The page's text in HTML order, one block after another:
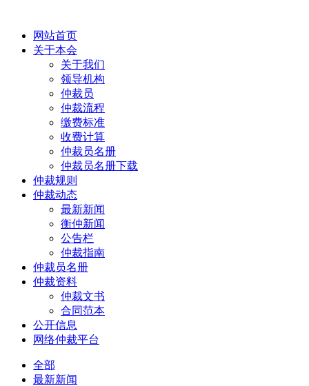
网站首页
关于本会
关于我们
领导机构
仲裁员
仲裁流程
缴费标准
收费计算
仲裁员名册
仲裁员名册下载
仲裁规则
仲裁动态
最新新闻
衡仲新闻
公告栏
仲裁指南
仲裁员名册
仲裁资料
仲裁文书
合同范本
公开信息
网络仲裁平台
全部
最新新闻